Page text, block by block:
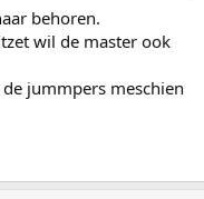
behoren.
wil de master ook
jummpers meschien